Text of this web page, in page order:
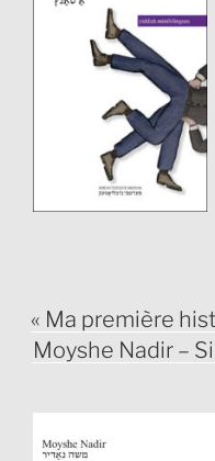
PUBLIÉ
LE
« Ma première
Moyshe Nadir –